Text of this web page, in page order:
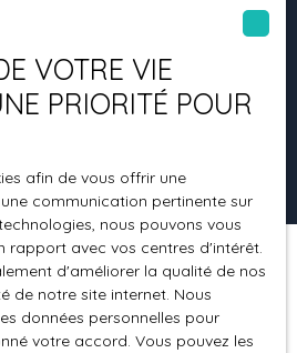
Rechercher
Créer une alerte
VOTRE VIE
PRIORITÉ POUR
afin de vous offrir une
communication pertinente sur
nous pouvons vous
rapport avec vos centres d'intérêt.
d'améliorer la qualité de nos
de notre site internet. Nous
données personnelles pour
votre accord. Vous pouvez les